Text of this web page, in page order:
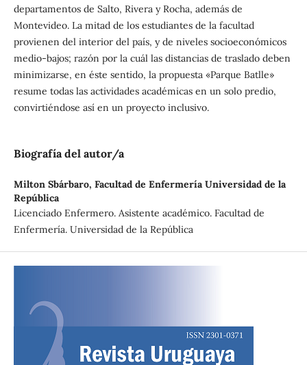
departamentos de Salto, Rivera y Rocha, además de
Montevideo. La mitad de los estudiantes de la facultad
provienen del interior del país, y de niveles socioeconómicos
medio-bajos; razón por la cuál las distancias de traslado deben
minimizarse, en éste sentido, la propuesta «Parque Batlle»
resume todas las actividades académicas en un solo predio,
convirtiéndose así en un proyecto inclusivo.
Biografía del autor/a
Milton Sbárbaro, Facultad de Enfermería Universidad de la
República
Licenciado Enfermero. Asistente académico. Facultad de
Enfermería. Universidad de la República